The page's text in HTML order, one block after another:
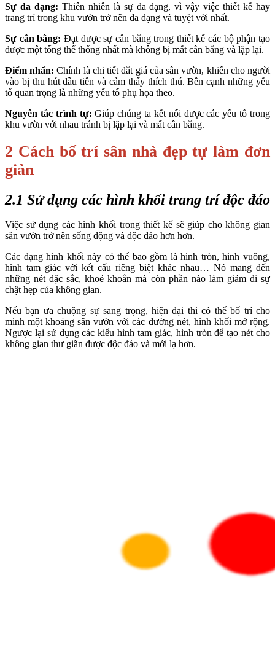
Sự đa dạng: Thiên nhiên là sự đa dạng, vì vậy việc thiết kế hay
trang trí trong khu vườn trở nên đa dạng và tuyệt vời nhất.
Sự cân bằng: Đạt được sự cân bằng trong thiết kế các bộ phận tạo
được một tổng thể thống nhất mà không bị mất cân bằng và lặp lại.
Điểm nhấn: Chính là chi tiết đắt giá của sân vườn, khiến cho người
vào bị thu hút đầu tiên và cảm thấy thích thú. Bên cạnh những yếu
tố quan trọng là những yếu tố phụ họa theo.
Nguyên tắc trình tự: Giúp chúng ta kết nối được các yếu tố trong
khu vườn với nhau tránh bị lặp lại và mất cân bằng.
2 Cách bố trí sân nhà đẹp tự làm đơn
giản
2.1 Sử dụng các hình khối trang trí độc đáo
Việc sử dụng các hình khối trong thiết kế sẽ giúp cho không gian
sân vườn trở nên sống động và độc đáo hơn hơn.
Các dạng hình khối này có thể bao gồm là hình tròn, hình vuông,
hình tam giác với kết cấu riêng biệt khác nhau… Nó mang đến
những nét đặc sắc, khoẻ khoắn mà còn phần nào làm giảm đi sự
chật hẹp của không gian.
Nếu bạn ưa chuộng sự sang trọng, hiện đại thì có thể bố trí cho
mình một khoảng sân vườn với các đường nét, hình khối mở rộng.
Ngược lại sử dụng các kiểu hình tam giác, hình tròn để tạo nét cho
không gian thư giãn được độc đáo và mới lạ hơn.